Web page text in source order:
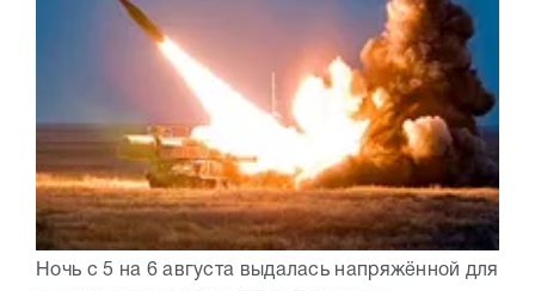
Ночь с 5 на 6 августа выдалась напряжённой для